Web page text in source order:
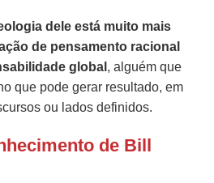
dele está muito mais
de pensamento racional
global, alguém que
que pode gerar resultado, em
ou lados definidos.
de Bill